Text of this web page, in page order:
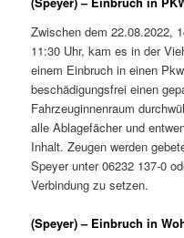
Zwischen dem 22.08.2022,
11:30 Uhr, kam es in der
einem Einbruch in einen
beschädigungsfrei einen
Fahrzeuginnenraum
alle Ablagefächer und
Inhalt. Zeugen werden
Speyer unter 06232 137-0
Verbindung zu setzen.
(Speyer) – Einbruch in